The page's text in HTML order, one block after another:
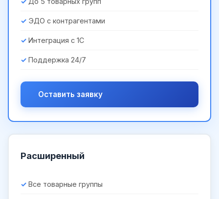
ЭДО с контрагентами
Интеграция с 1С
Поддержка 24/7
Оставить заявку
Расширенный
Все товарные группы